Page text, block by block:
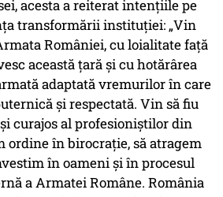
acesta a reiterat intențiile pe
transformării instituției: „Vin
României, cu loialitate față
această țară și cu hotărârea
adaptată vremurilor în care
și respectată. Vin să fiu
curajos al profesioniștilor din
ordine în birocrație, să atragem
în oameni și în procesul
a Armatei Române. România